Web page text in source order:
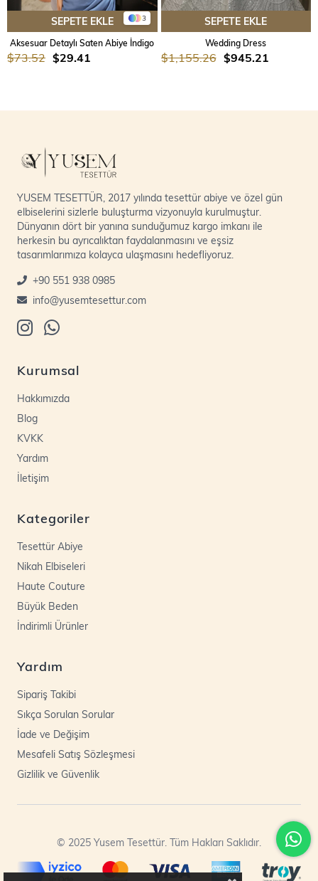
3
SEPETE EKLE
Aksesuar Detaylı Saten Abiye İndigo
$29.41
$73.52
SEPETE EKLE
Wedding Dress
$945.21
$1,155.26
YUSEM TESETTÜR, 2017 yılında tesettür abiye ve özel gün
elbiselerini sizlerle buluşturma vizyonuyla kurulmuştur.
Dünyanın dört bir yanına sunduğumuz kargo imkanı ile
herkesin bu ayrıcalıktan faydalanmasını ve eşsiz
tasarımlarımıza kolayca ulaşmasını hedefliyoruz.
+90 551 938 0985
info@yusemtesettur.com
Kurumsal
Hakkımızda
Blog
KVKK
Yardım
İletişim
Kategoriler
Tesettür Abiye
Nikah Elbiseleri
Haute Couture
Büyük Beden
İndirimli Ürünler
Yardım
Sipariş Takibi
Sıkça Sorulan Sorular
İade ve Değişim
Mesafeli Satış Sözleşmesi
Gizlilik ve Güvenlik
© 2025 Yusem Tesettür. Tüm Hakları Saklıdır.